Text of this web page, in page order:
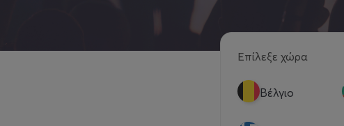
Επίλεξε χώρα
Βέλγιο